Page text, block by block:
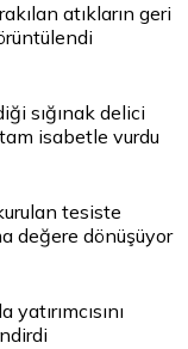
atıkların geri
sığınak delici
isabetle vurdu
tesiste
değere dönüşüyor